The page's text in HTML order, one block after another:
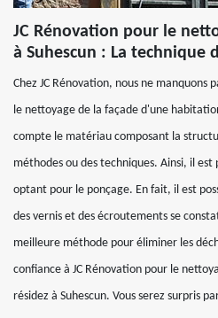
JC Rénovation pour le
à Suhescun : La technique
Chez JC Rénovation, nous ne manquons
le nettoyage de la façade d'une
compte le matériau composant la
méthodes ou des techniques. Ainsi, il
optant pour le ponçage. En fait, il est
des vernis et des écroutements se
meilleure méthode pour éliminer les
confiance à JC Rénovation pour le
résidez à Suhescun. Vous serez surpris